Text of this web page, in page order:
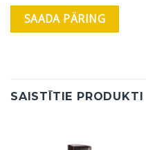
SAISTĪTIE PRODUKTI